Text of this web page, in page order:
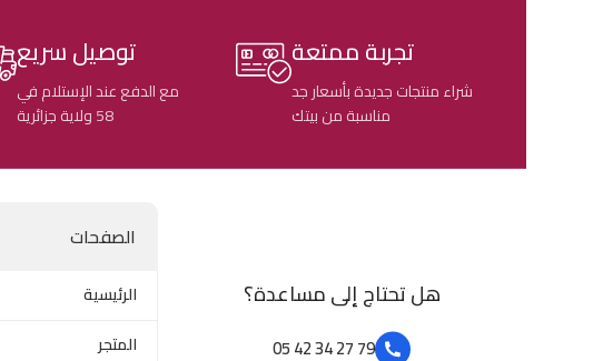
تجربة ممتعة
شراء منتجات جديدة بأسعار جد
مناسبة من بيتك
توصيل سريع
مع الدفع عند الإستلام في
58 ولاية جزائرية
هل تحتاج إلى مساعدة؟
79 27 34 42 05
الصفحات
الرئيسية
المتجر